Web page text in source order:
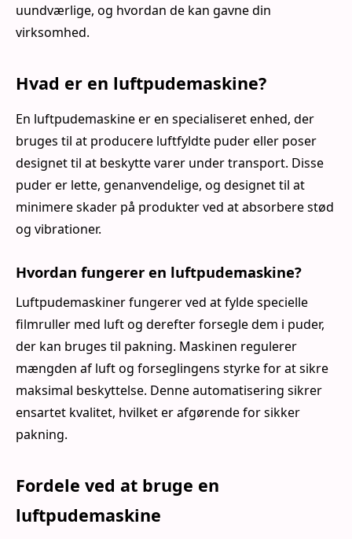
uundværlige, og hvordan de kan gavne din
virksomhed.
Hvad er en luftpudemaskine?
En luftpudemaskine er en specialiseret enhed, der
bruges til at producere luftfyldte puder eller poser
designet til at beskytte varer under transport. Disse
puder er lette, genanvendelige, og designet til at
minimere skader på produkter ved at absorbere stød
og vibrationer.
Hvordan fungerer en luftpudemaskine?
Luftpudemaskiner fungerer ved at fylde specielle
filmruller med luft og derefter forsegle dem i puder,
der kan bruges til pakning. Maskinen regulerer
mængden af luft og forseglingens styrke for at sikre
maksimal beskyttelse. Denne automatisering sikrer
ensartet kvalitet, hvilket er afgørende for sikker
pakning.
Fordele ved at bruge en
luftpudemaskine